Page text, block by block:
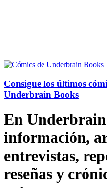
Consigue los últimos
Underbrain Books
En
información,
entrevistas,
reseñas y